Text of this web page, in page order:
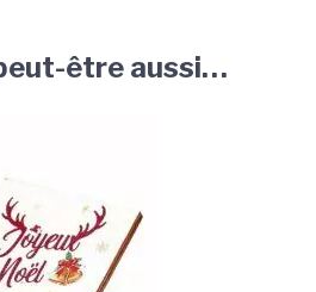
être aussi…